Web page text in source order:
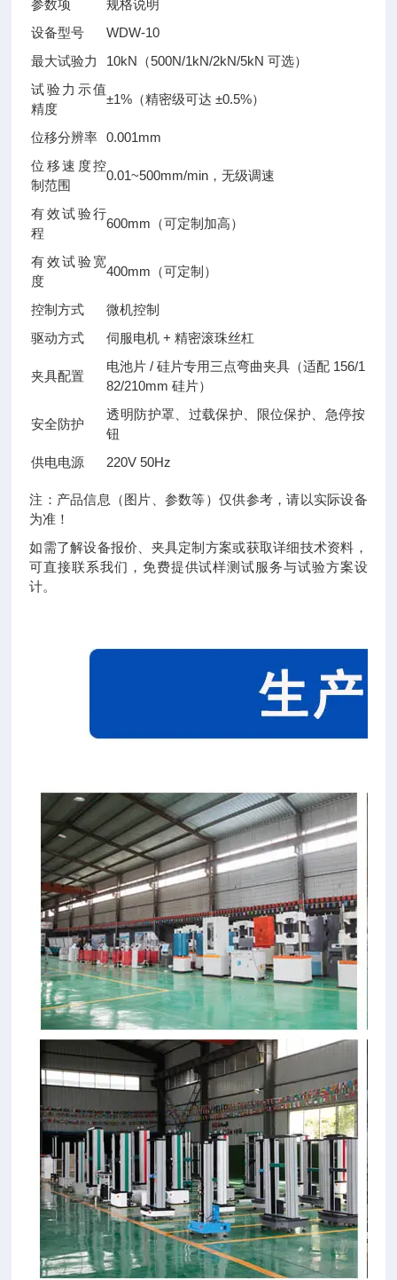
参数项
规格说明
设备型号
WDW-10
最大试验力
10kN（500N/1kN/2kN/5kN 可选）
试验力示值
精度
±1%（精密级可达 ±0.5%）
位移分辨率
0.001mm
位移速度控
制范围
0.01~500mm/min，无级调速
有效试验行
程
600mm（可定制加高）
有效试验宽
度
400mm（可定制）
控制方式
微机控制
驱动方式
伺服电机 + 精密滚珠丝杠
夹具配置
电池片 / 硅片专用三点弯曲夹具（适配 156/1
82/210mm 硅片）
安全防护
透明防护罩、过载保护、限位保护、急停按
钮
供电电源
220V 50Hz
注：产品信息（图片、参数等）仅供参考，请以实际设备
为准！
如需了解设备报价、夹具定制方案或获取详细技术资料，
可直接联系我们，免费提供试样测试服务与试验方案设
计。